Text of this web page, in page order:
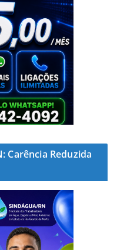
Carência Reduzida